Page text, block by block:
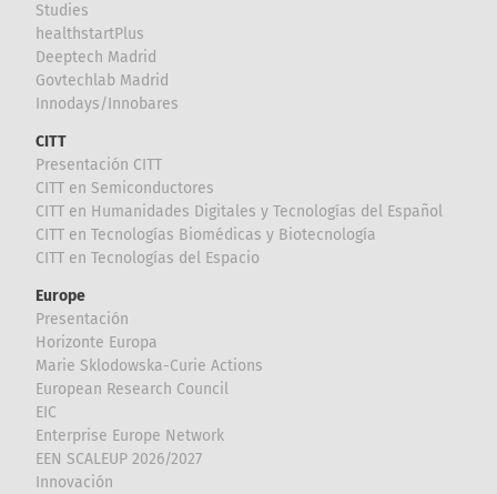
Studies
healthstartPlus
Deeptech Madrid
Govtechlab Madrid
Innodays/Innobares
CITT
Presentación CITT
CITT en Semiconductores
CITT en Humanidades Digitales y Tecnologías del Español
CITT en Tecnologías Biomédicas y Biotecnología
CITT en Tecnologías del Espacio
Europe
Presentación
Horizonte Europa
Marie Sklodowska-Curie Actions
European Research Council
EIC
Enterprise Europe Network
EEN SCALEUP 2026/2027
Innovación